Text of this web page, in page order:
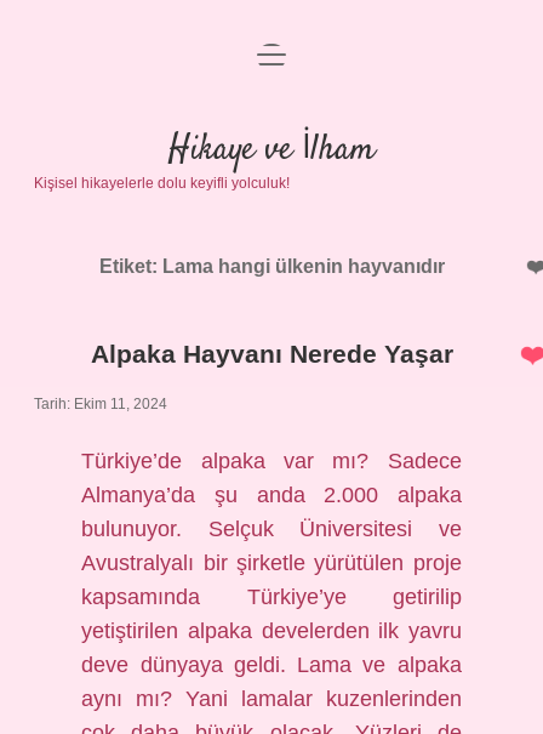
Anasayfa
Gizlilik Politikası
Yasal Uyarı
menüyü
Hikaye ve İlham
Kişisel hikayelerle dolu keyifli yolculuk!
Etiket: Lama hangi ülkenin hayvanıdır
Alpaka Hayvanı Nerede Yaşar
Tarih: Ekim 11, 2024
Türkiye’de alpaka var mı? Sadece
Almanya’da şu anda 2.000 alpaka
bulunuyor. Selçuk Üniversitesi ve
Avustralyalı bir şirketle yürütülen proje
kapsamında Türkiye’ye getirilip
yetiştirilen alpaka develerden ilk yavru
deve dünyaya geldi. Lama ve alpaka
aynı mı? Yani lamalar kuzenlerinden